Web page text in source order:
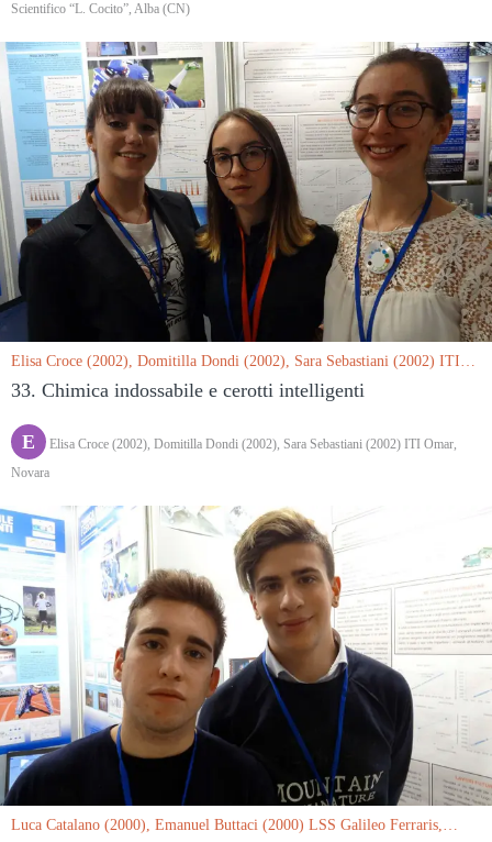
Scientifico “L. Cocito”, Alba (CN)
Elisa Croce (2002), Domitilla Dondi (2002), Sara Sebastiani (2002) ITI
33. Chimica indossabile e cerotti intelligenti
E
Elisa Croce (2002), Domitilla Dondi (2002), Sara Sebastiani (2002) ITI Omar,
Novara
Luca Catalano (2000), Emanuel Buttaci (2000) LSS Galileo Ferraris,